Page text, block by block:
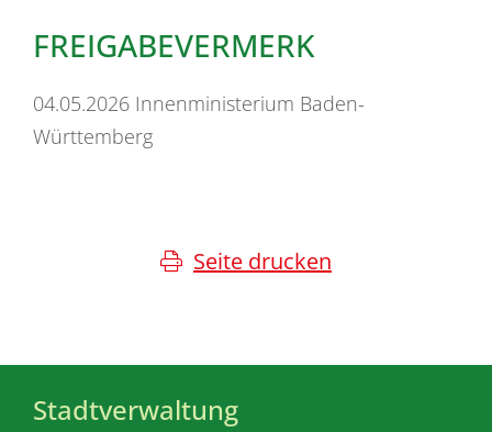
FREIGABEVERMERK
04.05.2026 Innenministerium Baden-
Württemberg
Seite drucken
Stadtverwaltung